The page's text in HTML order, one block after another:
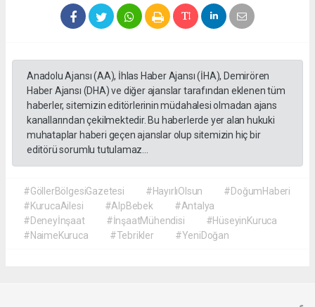
Anadolu Ajansı (AA), İhlas Haber Ajansı (İHA), Demirören
Haber Ajansı (DHA) ve diğer ajanslar tarafından eklenen tüm
haberler, sitemizin editörlerinin müdahalesi olmadan ajans
kanallarından çekilmektedir. Bu haberlerde yer alan hukuki
muhataplar haberi geçen ajanslar olup sitemizin hiç bir
editörü sorumlu tutulamaz...
#GöllerBölgesiGazetesi #HayırlıOlsun
#DoğumHaberi
#KurucaAilesi
#AlpBebek
#Antalya
#Deneyİnşaat
#İnşaatMühendisi
#HüseyinKuruca
#NaimeKuruca
#Tebrikler #YeniDoğan